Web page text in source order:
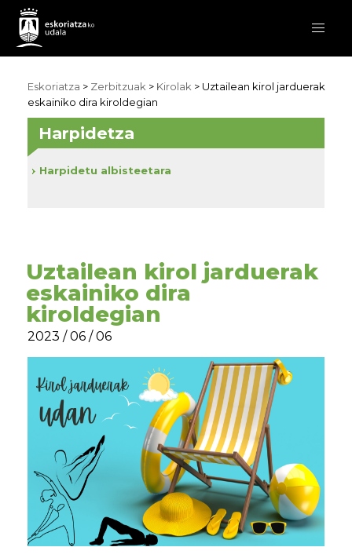
Eskoriatza > Zerbitzuak > Kirolak > Uztailean kirol jarduerak
eskainiko dira kiroldegian
Uztailean kirol jarduerak
eskainiko dira
kiroldegian
2023 / 06 / 06
Harpidetza
Harpidetu albisteetara